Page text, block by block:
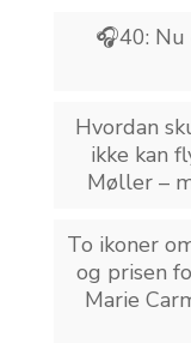
🎧40:
Hvordan
ikke kan
Møller –
To ikoner
og prisen
Marie